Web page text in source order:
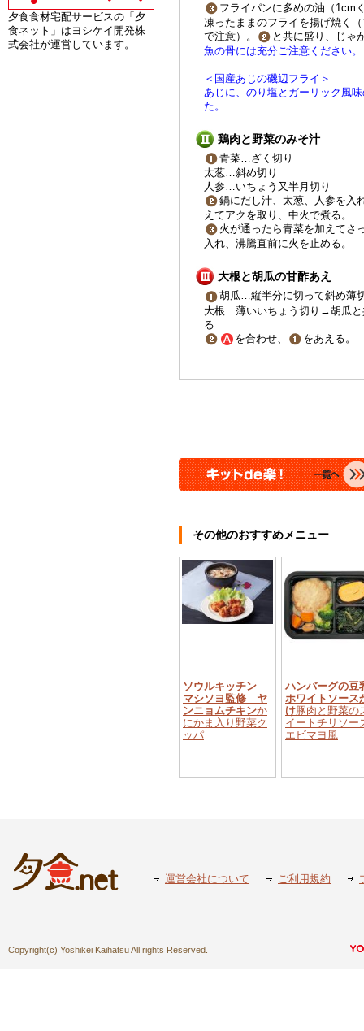
フライパンに多めの油（1cm
凍ったままのフライを揚げ焼く
で注意）。
と共に盛り、じゃ
魚の骨には充分ご注意ください。
＜国産あじの磯辺フライ＞
あじに、のり塩とガーリック風
た。
鶏肉と野菜のみそ汁
青菜…ざく切り
太葱…斜め切り
人参…いちょう又半月切り
鍋にだし汁、太葱、人参を入
えてアクを取り、中火で煮る。
火が通ったら青菜を加えてさ
入れ、沸騰直前に火を止める。
大根と胡瓜の甘酢あえ
胡瓜…縦半分に切って斜め薄
大根…薄いいちょう切り→胡瓜
る
を合わせ、
をあえる。
その他のおすすめメニュー
ソウルキッチン
マシソヨ監修 ヤ
ンニョムチキンか
にかま入り野菜ク
ッパ
ハンバーグの豆
ホワイトソース
け豚肉と野菜の
イートチリソー
エビマヨ風
夕食食材宅配サービスの「夕
食ネット」はヨシケイ開発株
式会社が運営しています。
運営会社について ご利用規約
Copyright(c) Yoshikei Kaihatsu All rights Reserved.